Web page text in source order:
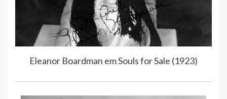
Eleanor Boardman em Souls for Sale (1923)